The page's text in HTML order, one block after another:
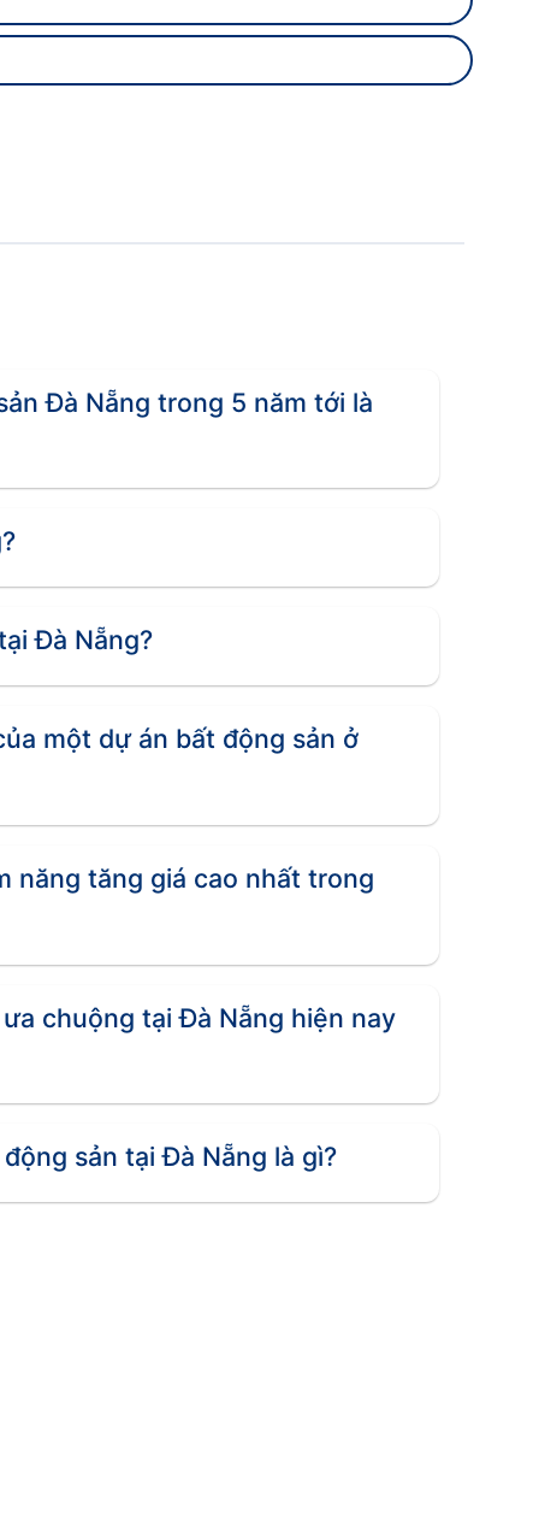
cả có biến động theo từng khu vực. Khu vực
ngoại thành cũng rất đáng chú ý nhờ sự
sách hỗ trợ của nhà nước, cơ sở hạ tầng
lời cho nhà đầu tư.
năng cho thuê ổn định.
trị gia tăng cao.
địa.
Đà Nẵng trong 5 năm tới là
Đà Nẵng?
một dự án bất động sản ở
năng tăng giá cao nhất trong
chuộng tại Đà Nẵng hiện nay
sản tại Đà Nẵng là gì?